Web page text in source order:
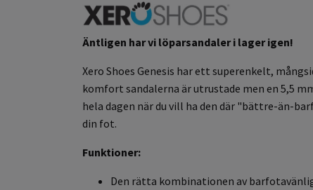
Äntligen har vi löparsandaler i lager igen!
Xero Shoes Genesis har ett superenkelt,
komfort sandalerna är utrustade men en 5,5
hela dagen när du vill ha den där "bättre-än-
din fot.
Funktioner:
Den rätta kombinationen av